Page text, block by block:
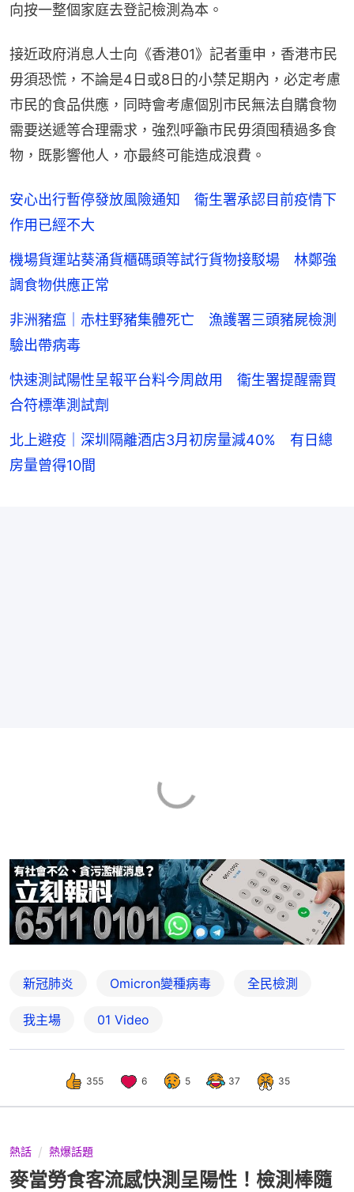
向按一整個家庭去登記檢測為本。
接近政府消息人士向《香港01》記者重申，香港市民
毋須恐慌，不論是4日或8日的小禁足期內，必定考慮
市民的食品供應，同時會考慮個別市民無法自購食物
需要送遞等合理需求，強烈呼籲市民毋須囤積過多食
物，既影響他人，亦最終可能造成浪費。
安心出行暫停發放風險通知 衞生署承認目前疫情下
作用已經不大
機場貨運站葵涌貨櫃碼頭等試行貨物接駁場 林鄭強
調食物供應正常
非洲豬瘟｜赤柱野豬集體死亡 漁護署三頭豬屍檢測
驗出帶病毒
快速測試陽性呈報平台料今周啟用 衞生署提醒需買
合符標準測試劑
北上避疫｜深圳隔離酒店3月初房量減40% 有日總
房量曾得10間
新冠肺炎 Omicron變種病毒 全民檢測
我主場 01 Video
355 6 5 37 35
熱話 熱爆話題
麥當勞食客流感快測呈陽性！檢測棒隨